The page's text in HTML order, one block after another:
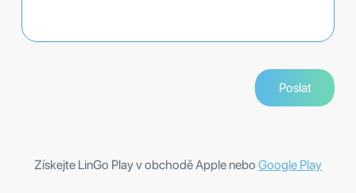
Získejte LinGo Play v obchodě Apple nebo Google Play